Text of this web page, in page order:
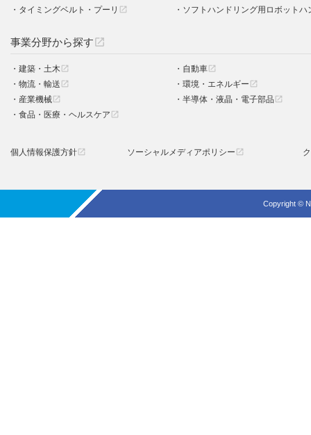
タイミングベルト・プーリ open_in_new ソフトハンドリング用ロボットハ
事業分野から探すopen_in_new
建築・土木 open_in_new 自動車open_in_new
物流・輸送 open_in_new 環境・エネルギー open_in_new
産業機械 open_in_new 半導体・液晶・電子部品 open_in_new
食品・医療・ヘルスケア open_in_new
個人情報保護方針 open_in_new ソーシャルメディアポリシー open_in_new
Copyright ©